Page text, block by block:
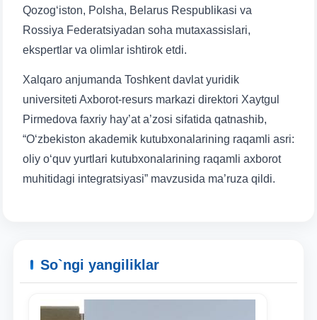
Qozog‘iston, Polsha, Belarus Respublikasi va
Rossiya Federatsiyadan soha mutaxassislari,
ekspertlar va olimlar ishtirok etdi.
Xalqaro anjumanda Toshkent davlat yuridik
universiteti Axborot-resurs markazi direktori Xaytgul
Pirmedova faxriy hay’at a’zosi sifatida qatnashib,
“O‘zbekiston akademik kutubxonalarining raqamli asri:
oliy o‘quv yurtlari kutubxonalarining raqamli axborot
muhitidagi integratsiyasi” mavzusida ma’ruza qildi.
So`ngi yangiliklar